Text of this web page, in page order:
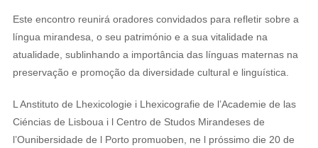
Este encontro reunirá oradores convidados para refletir sobre a
língua mirandesa, o seu património e a sua vitalidade na
atualidade, sublinhando a importância das línguas maternas na
preservação e promoção da diversidade cultural e linguística.
L Anstituto de Lhexicologie i Lhexicografie de l’Academie de las
Ciéncias de Lisboua i l Centro de Studos Mirandeses de
l’Ounibersidade de l Porto promuoben, ne l próssimo die 20 de